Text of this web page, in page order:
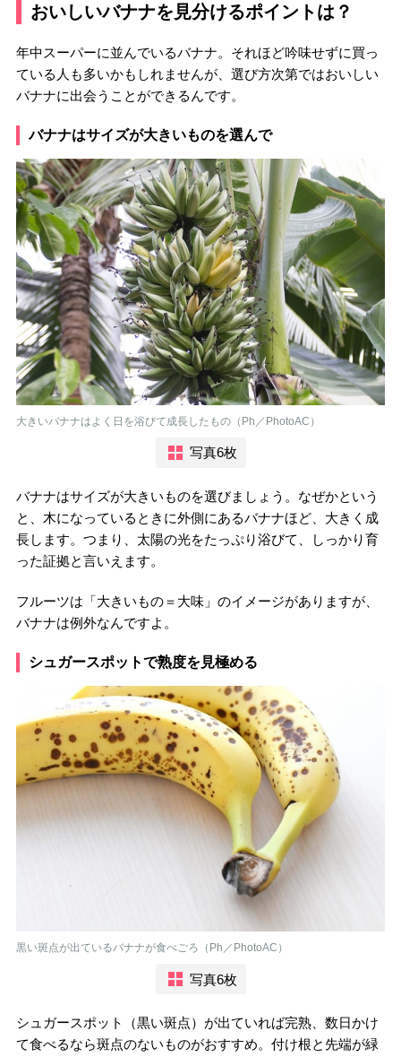
おいしいバナナを見分けるポイントは？
年中スーパーに並んでいるバナナ。それほど吟味せずに買っ
ている人も多いかもしれませんが、選び方次第ではおいしい
バナナに出会うことができるんです。
バナナはサイズが大きいものを選んで
大きいバナナはよく日を浴びて成長したもの（Ph／PhotoAC）
写真6枚
バナナはサイズが大きいものを選びましょう。なぜかという
と、木になっているときに外側にあるバナナほど、大きく成
長します。つまり、太陽の光をたっぷり浴びて、しっかり育
った証拠と言いえます。
フルーツは「大きいもの＝大味」のイメージがありますが、
バナナは例外なんですよ。
シュガースポットで熟度を見極める
黒い斑点が出ているバナナが食べごろ（Ph／PhotoAC）
写真6枚
シュガースポット（黒い斑点）が出ていれば完熟、数日かけ
て食べるなら斑点のないものがおすすめ。付け根と先端が緑